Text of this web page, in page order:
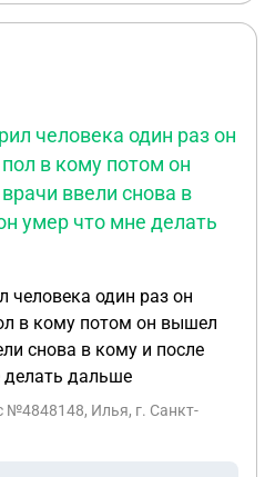
Приговор будет, но они
последствия. Вообще
человека один раз он
в кому потом он
ввели снова в
умер что мне делать
человека один раз он
в кому потом он вышел
снова в кому и после
делать дальше
№4848148, Илья, г. Санкт-